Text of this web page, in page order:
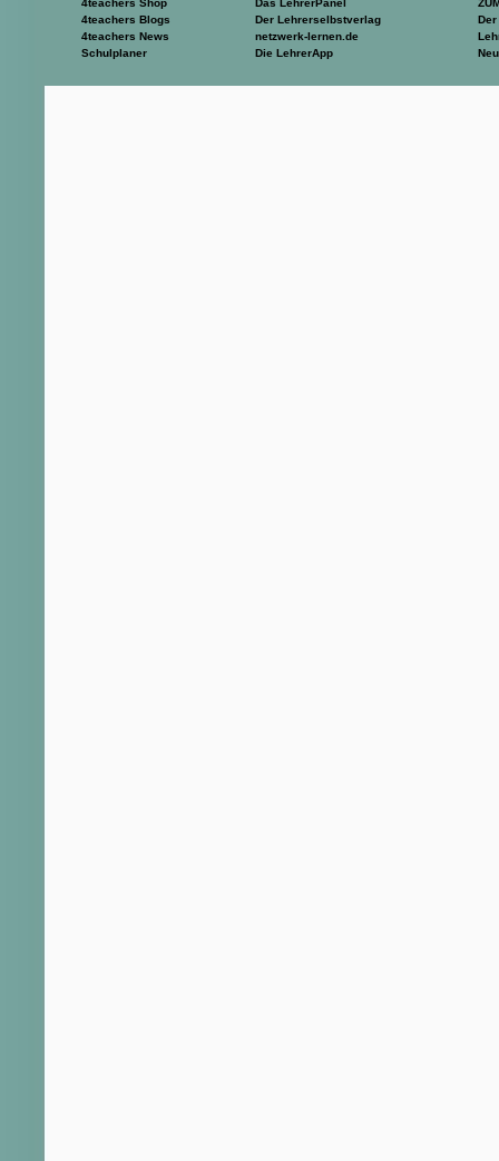
4teachers Shop
4teachers Blogs
4teachers News
Schulplaner
Das LehrerPanel
Der Lehrerselbstverlag
netzwerk-lernen.de
Die LehrerApp